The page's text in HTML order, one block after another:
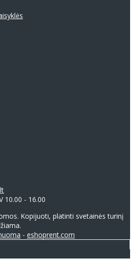
10.00 - 16.00
Kopijuoti, platinti svetainės turinį
- eshoprent.com